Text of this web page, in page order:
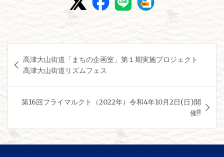
投
稿
ナ
ー
シ
高津大山街道「まちの企画室」第１期実施プロジェクト
高津大山街道リズムフェス
第16回フライマルクト（2022年）令和4年10月2日(日)開
催!!